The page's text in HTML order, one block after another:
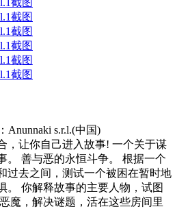
Anunnaki s.r.l.(中国)
，让你自己进入故事! 一个关于谋
。 善与恶的永恒斗争。 根据一个
过去之间，测试一个被困在暂时地
。 你解释故事的主要人物，试图
魔，解决谜题，活在这些房间里